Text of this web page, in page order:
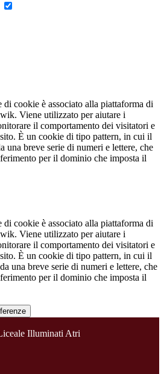
di cookie è associato alla piattaforma di
Viene utilizzato per aiutare i
il comportamento dei visitatori e
È un cookie di tipo pattern, in cui il
una breve serie di numeri e lettere, che
per il dominio che imposta il
di cookie è associato alla piattaforma di
Viene utilizzato per aiutare i
il comportamento dei visitatori e
È un cookie di tipo pattern, in cui il
una breve serie di numeri e lettere, che
per il dominio che imposta il
Illuminati Atri